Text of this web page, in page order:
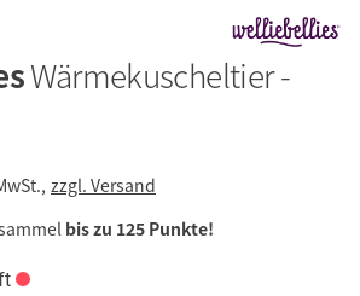
Wärmekuscheltier -
zzgl. Versand
bis zu 125 Punkte!